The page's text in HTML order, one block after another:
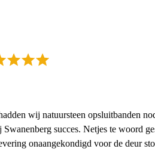
wij natuursteen opsluitbanden
succes. Netjes te woord
onaangekondigd voor de deur